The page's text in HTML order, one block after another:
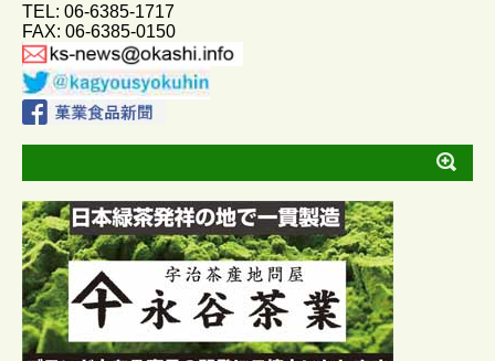
k
TEL: 06-6385-1717
FAX: 06-6385-0150